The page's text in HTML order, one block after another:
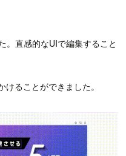
。直感的なUIで編集すること
ることができました。